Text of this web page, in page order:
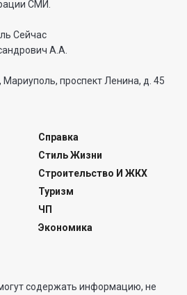
СМИ.
Сейчас
А.А.
проспект Ленина, д. 45
Справка
Стиль Жизни
Строительство И ЖКХ
Туризм
ЧП
Экономика
содержать информацию, не